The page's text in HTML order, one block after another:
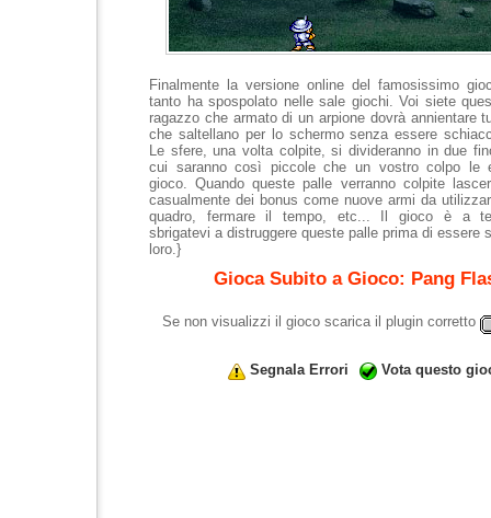
Finalmente la versione online del famosissimo
tanto ha spospolato nelle sale giochi. Voi siete
ragazzo che armato di un arpione dovrà annientare
che saltellano per lo schermo senza essere
Le sfere, una volta colpite, si divideranno in due
cui saranno così piccole che un vostro colpo le
gioco. Quando queste palle verranno colpite
casualmente dei bonus come nuove armi da
quadro, fermare il tempo, etc... Il gioco è a
sbrigatevi a distruggere queste palle prima di essere
loro.}
Gioca Subito a Gioco: Pang
Se non visualizzi il gioco scarica il plugin corretto
Segnala Errori Vota questo